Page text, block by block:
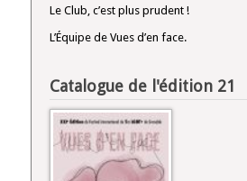
Le Club, c’est plus prudent !
L’Équipe de Vues d’en face.
Catalogue de l'édition 21